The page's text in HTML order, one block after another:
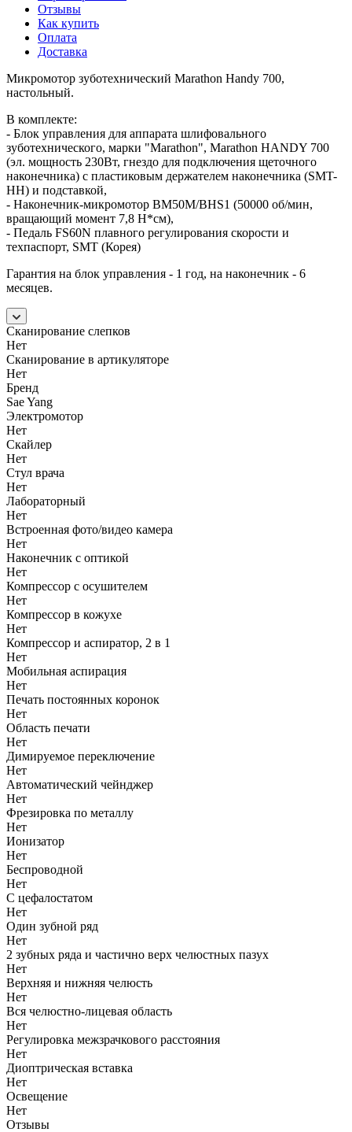
Отзывы
Как купить
Оплата
Доставка
Микромотор зуботехнический Marathon Handy 700,
настольный.
В комплекте:
- Блок управления для аппарата шлифовального
зуботехнического, марки "Marathon", Marathon HANDY 700
(эл. мощность 230Вт, гнездо для подключения щеточного
наконечника) с пластиковым держателем наконечника (SMT-
HH) и подставкой,
- Наконечник-микромотор BM50M/BHS1 (50000 об/мин,
вращающий момент 7,8 Н*см),
- Педаль FS60N плавного регулирования скорости и
техпаспорт, SMT (Корея)
Гарантия на блок управления - 1 год, на наконечник - 6
месяцев.
Сканирование слепков
Нет
Сканирование в артикуляторе
Нет
Бренд
Sae Yang
Электромотор
Нет
Скайлер
Нет
Стул врача
Нет
Лабораторный
Нет
Встроенная фото/видео камера
Нет
Наконечник с оптикой
Нет
Компрессор с осушителем
Нет
Компрессор в кожухе
Нет
Компрессор и аспиратор, 2 в 1
Нет
Мобильная аспирация
Нет
Печать постоянных коронок
Нет
Область печати
Нет
Димируемое переключение
Нет
Автоматический чейнджер
Нет
Фрезировка по металлу
Нет
Ионизатор
Нет
Беспроводной
Нет
С цефалостатом
Нет
Один зубной ряд
Нет
2 зубных ряда и частично верх челюстных пазух
Нет
Верхняя и нижняя челюсть
Нет
Вся челюстно-лицевая область
Нет
Регулировка межзрачкового расстояния
Нет
Диоптрическая вставка
Нет
Освещение
Нет
Отзывы